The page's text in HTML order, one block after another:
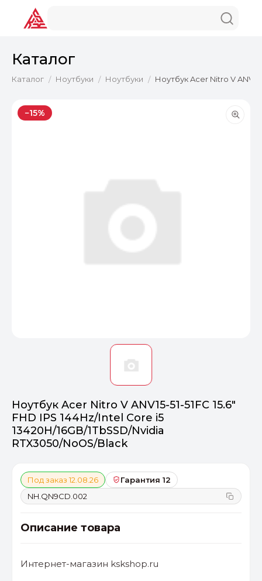
Каталог
Каталог / Ноутбуки / Ноутбуки / Ноутбук Acer Nitro V
−15%
Ноутбук Acer Nitro V ANV15-51-51FC 15.6"
FHD IPS 144Hz/Intel Core i5
13420H/16GB/1TbSSD/Nvidia
RTX3050/NoOS/Black
Под заказ 12.08.26
Гарантия 12
NH.QN9CD.002
Описание товара
Интернет-магазин kskshop.ru